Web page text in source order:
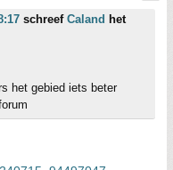
schreef Caland het
het gebied iets beter